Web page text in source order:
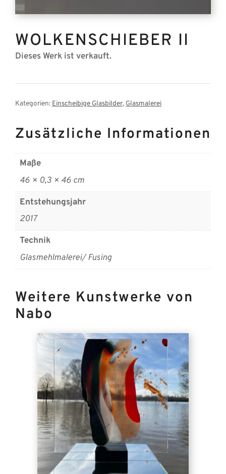
WOLKENSCHIEBER II
Dieses Werk ist verkauft.
Kategorien: Einscheibige Glasbilder, Glasmalerei
Zusätzliche Informationen
Maße
46 × 0,3 × 46 cm
Entstehungsjahr
2017
Technik
Glasmehlmalerei/ Fusing
Weitere Kunstwerke von
Nabo